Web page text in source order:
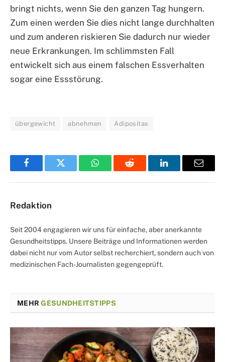
bringt nichts, wenn Sie den ganzen Tag hungern.
Zum einen werden Sie dies nicht lange durchhalten
und zum anderen riskieren Sie dadurch nur wieder
neue Erkrankungen. Im schlimmsten Fall
entwickelt sich aus einem falschen Essverhalten
sogar eine Essstörung.
übergewicht abnehmen Adipositas
FacebookTwitter WhatsAppReddit LinkedInEmail
Redaktion
Seit 2004 engagieren wir uns für einfache, aber anerkannte
Gesundheitstipps. Unsere Beiträge und Informationen werden
dabei nicht nur vom Autor selbst recherchiert, sondern auch von
medizinischen Fach-Journalisten gegengeprüft.
MEHRGESUNDHEITSTIPPS